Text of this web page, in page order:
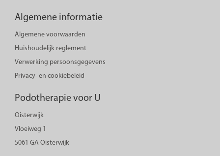
Algemene informatie
Algemene voorwaarden
Huishoudelijk reglement
Verwerking persoonsgegevens
Privacy- en cookiebeleid
Podotherapie voor U
Oisterwijk
Vloeiweg 1
5061 GA Oisterwijk